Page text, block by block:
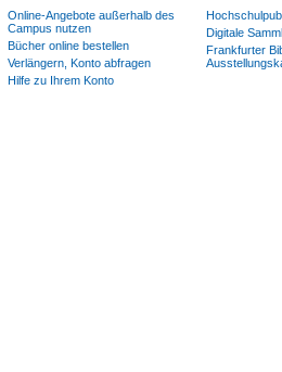
Online-Angebote außerhalb des
Campus nutzen
Bücher online bestellen
Verlängern, Konto abfragen
Hilfe zu Ihrem Konto
Digitale
Frankfurter